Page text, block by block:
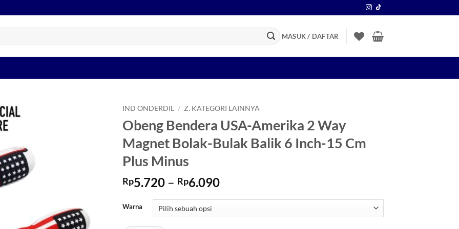
MASUK / DAFTAR
IND ONDERDIL / Z. KATEGORI LAINNYA
Obeng Bendera USA-Amerika 2 Way
Magnet Bolak-Bulak Balik 6 Inch-15 Cm
Plus Minus
Rp5.720 – Rp6.090Rentang
hingga
Warna